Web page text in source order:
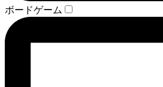
ボードゲーム